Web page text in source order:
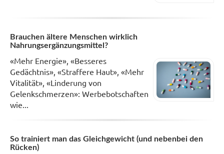
Brauchen ältere Menschen wirklich
Nahrungsergänzungsmittel?
«Mehr Energie», «Besseres
Gedächtnis», «Straffere Haut», «Mehr
Vitalität», «Linderung von
Gelenkschmerzen»: Werbebotschaften
wie...
So trainiert man das Gleichgewicht (und nebenbei den
Rücken)